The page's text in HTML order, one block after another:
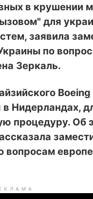
в крушении
для
заявила
по
Зеркаль.
Нидерландах,
процедуру. Об
вопросам